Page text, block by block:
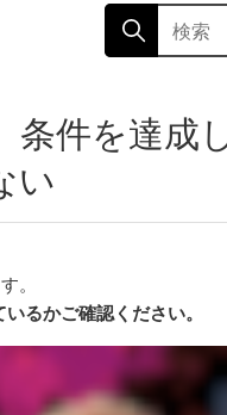
件を達成
い
。
るかご確認ください。